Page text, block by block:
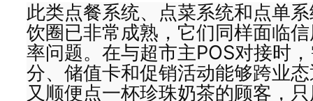
此类点餐系统、点菜系统和点单
饮圈已非常成熟，它们同样面临
率问题。在与超市主POS对接时
分、储值卡和促销活动能够跨业
又顺便点一杯珍珠奶茶的顾客，